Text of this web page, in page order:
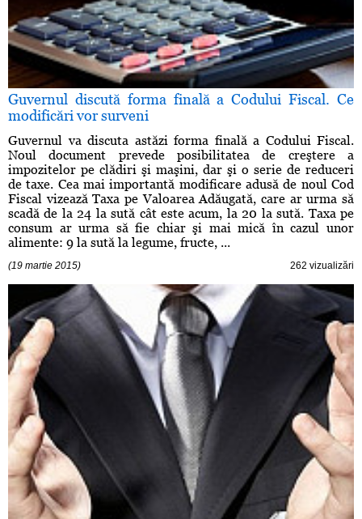
Guvernul discută forma finală a Codului Fiscal. Ce
modificări vor surveni
Guvernul va discuta astăzi forma finală a Codului Fiscal.
Noul document prevede posibilitatea de creştere a
impozitelor pe clădiri şi maşini, dar şi o serie de reduceri
de taxe. Cea mai importantă modificare adusă de noul Cod
Fiscal vizează Taxa pe Valoarea Adăugată, care ar urma să
scadă de la 24 la sută cât este acum, la 20 la sută. Taxa pe
consum ar urma să fie chiar şi mai mică în cazul unor
alimente: 9 la sută la legume, fructe, ...
(19 martie 2015) 262 vizualizări